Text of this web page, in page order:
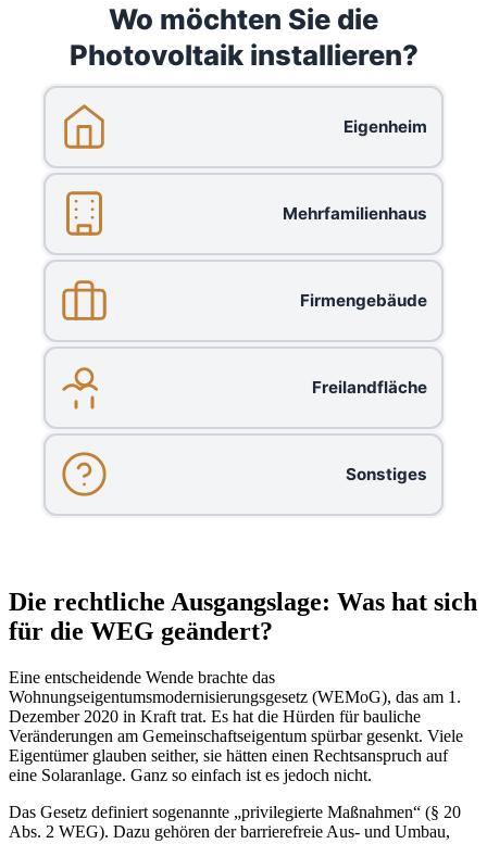
Wo möchten Sie die
Photovoltaik installieren?
Eigenheim
Mehrfamilienhaus
Firmengebäude
Freilandfläche
Sonstiges
Die rechtliche Ausgangslage: Was hat sich
für die WEG geändert?
Eine entscheidende Wende brachte das
Wohnungseigentumsmodernisierungsgesetz (WEMoG), das am 1.
Dezember 2020 in Kraft trat. Es hat die Hürden für bauliche
Veränderungen am Gemeinschaftseigentum spürbar gesenkt. Viele
Eigentümer glauben seither, sie hätten einen Rechtsanspruch auf
eine Solaranlage. Ganz so einfach ist es jedoch nicht.
Das Gesetz definiert sogenannte „privilegierte Maßnahmen“ (§ 20
Abs. 2 WEG). Dazu gehören der barrierefreie Aus- und Umbau,